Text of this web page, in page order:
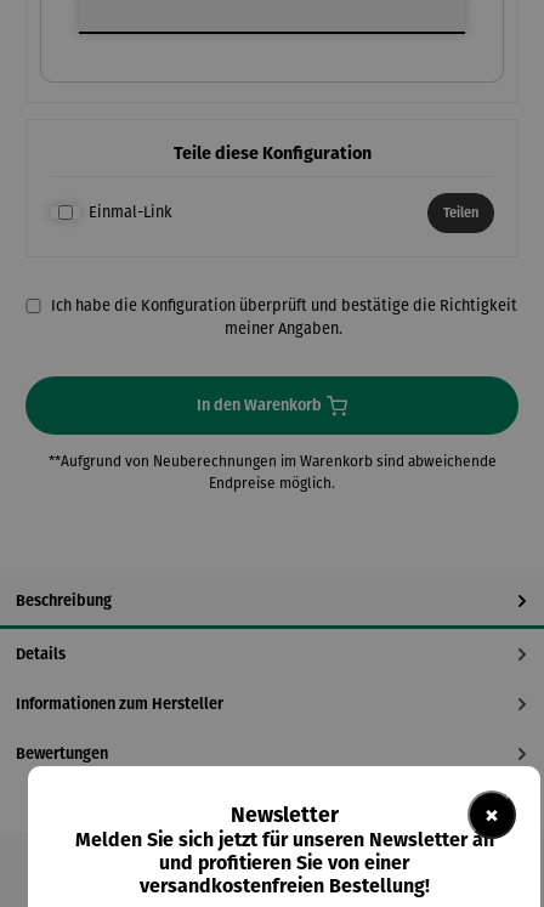
Teile diese Konfiguration
Einmal-Link Teilen
Ich habe die Konfiguration überprüft und bestätige die Richtigkeit
meiner Angaben.
In den Warenkorb
**Aufgrund von Neuberechnungen im Warenkorb sind abweichende
Endpreise möglich.
Beschreibung
Details
Informationen zum Hersteller
Bewertungen
Produktgalerie überspringen
×
Newsletter
Melden Sie sich jetzt für unseren Newsletter an
und profitieren Sie von einer
versandkostenfreien Bestellung!